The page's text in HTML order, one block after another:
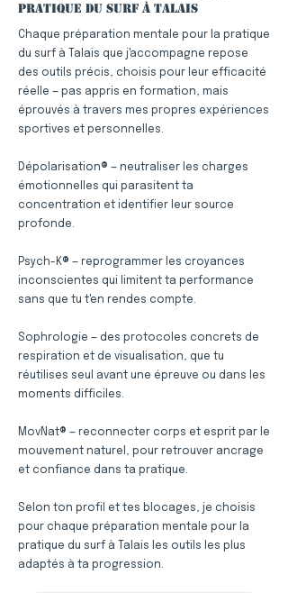
pratique du surf à Talais
Chaque préparation mentale pour la pratique
du surf à Talais que j'accompagne repose
des outils précis, choisis pour leur efficacité
réelle — pas appris en formation, mais
éprouvés à travers mes propres expériences
sportives et personnelles.
Dépolarisation® — neutraliser les charges
émotionnelles qui parasitent ta
concentration et identifier leur source
profonde.
Psych-K® — reprogrammer les croyances
inconscientes qui limitent ta performance
sans que tu t'en rendes compte.
Sophrologie — des protocoles concrets de
respiration et de visualisation, que tu
réutilises seul avant une épreuve ou dans les
moments difficiles.
MovNat® — reconnecter corps et esprit par le
mouvement naturel, pour retrouver ancrage
et confiance dans ta pratique.
Selon ton profil et tes blocages, je choisis
pour chaque préparation mentale pour la
pratique du surf à Talais les outils les plus
adaptés à ta progression.